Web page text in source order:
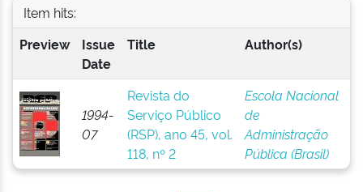
Item hits:
Preview
Issue
Date
Title Author(s)
1994-
07
Revista do
Serviço Público
(RSP), ano 45, vol.
118, nº 2
Escola Nacional
de
Administração
Pública (Brasil)